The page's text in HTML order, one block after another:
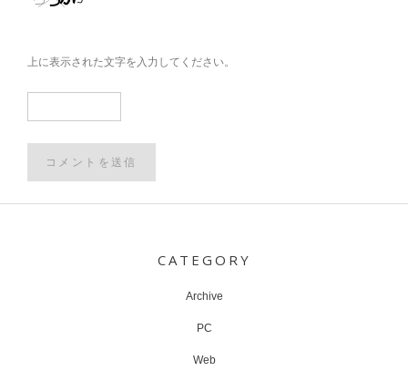
上に表示された文字を入力してください。
CATEGORY
Archive
PC
Web